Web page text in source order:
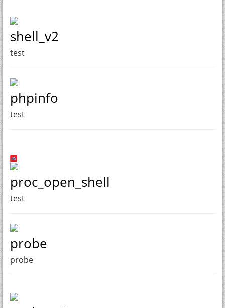
shell_v2
test
phpinfo
test
proc_open_shell
test
probe
probe